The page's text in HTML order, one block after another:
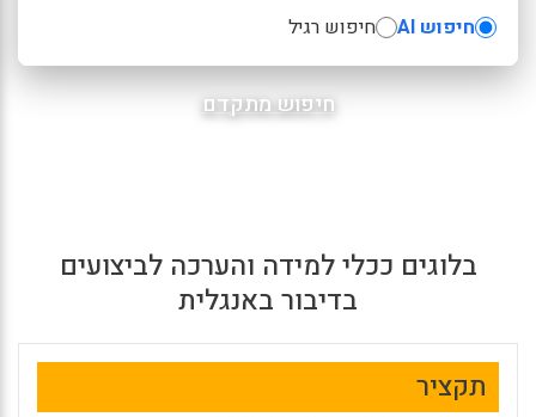
חיפוש AI חיפוש רגיל
חיפוש מתקדם
בלוגים ככלי למידה והערכה לביצועים
בדיבור באנגלית
תקציר